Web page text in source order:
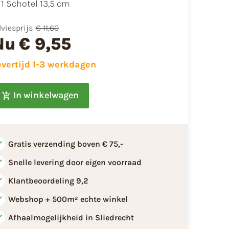
1 Schotel 13,5 cm
€ 11,60
€ 9,55
1-3 werkdagen
In winkelwagen
Gratis verzending boven € 75,-
Snelle levering door eigen voorraad
Klantbeoordeling 9,2
Webshop + 500m² echte winkel
Afhaalmogelijkheid in Sliedrecht